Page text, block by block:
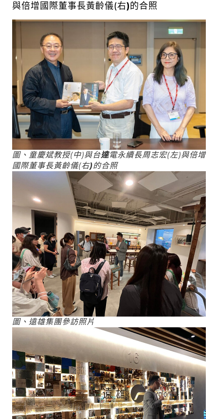
與倍增國際董事長黃齡儀(右)的合照
圖、童慶斌教授(中)與台達電永續長周志宏(左)與倍增
國際董事長黃齡儀(右)的合照
圖、遠雄集團參訪照片